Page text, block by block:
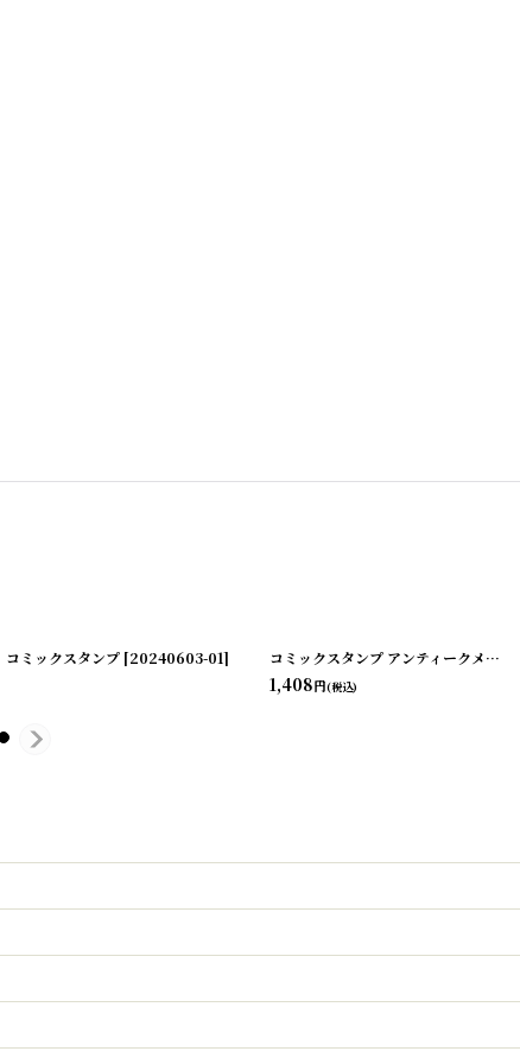
[20240603-02]
コミックスタンプ [20240603-01] コミックスタンプ アンティークメタルスタンプ
1,408円(税込)